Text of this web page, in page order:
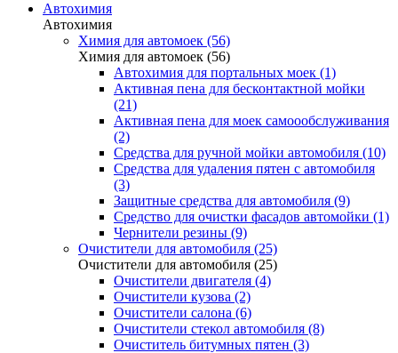
Автохимия
Автохимия
Химия для автомоек (56)
Химия для автомоек (56)
Автохимия для портальных моек (1)
Активная пена для бесконтактной мойки
(21)
Активная пена для моек самоообслуживания
(2)
Средства для ручной мойки автомобиля (10)
Средства для удаления пятен с автомобиля
(3)
Защитные средства для автомобиля (9)
Средство для очистки фасадов автомойки (1)
Чернители резины (9)
Очистители для автомобиля (25)
Очистители для автомобиля (25)
Очистители двигателя (4)
Очистители кузова (2)
Очистители салона (6)
Очистители стекол автомобиля (8)
Очиститель битумных пятен (3)